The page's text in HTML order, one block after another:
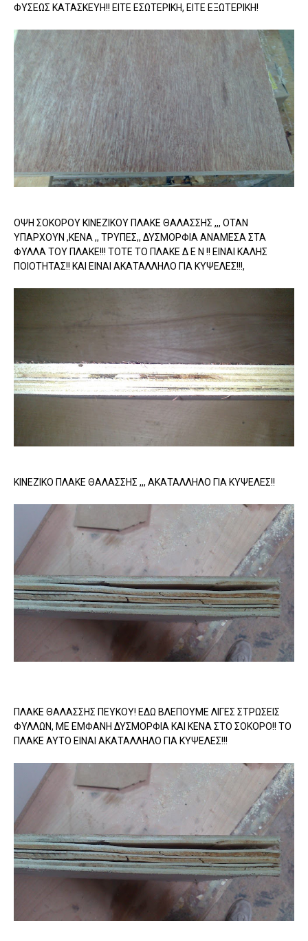
ΦΥΣΕΩΣ ΚΑΤΑΣΚΕΥΗ!! ΕΙΤΕ ΕΣΩΤΕΡΙΚΗ, ΕΙΤΕ ΕΞΩΤΕΡΙΚΗ!
ΟΨΗ ΣΟΚΟΡΟΥ ΚΙΝΕΖΙΚΟΥ ΠΛΑΚΕ ΘΑΛΑΣΣΗΣ ,,, ΟΤΑΝ
ΥΠΑΡΧΟΥΝ ,ΚΕΝΑ ,, ΤΡΥΠΕΣ,, ΔΥΣΜΟΡΦΙΑ ΑΝΑΜΕΣΑ ΣΤΑ
ΦΥΛΛΑ ΤΟΥ ΠΛΑΚΕ!!! ΤΟΤΕ ΤΟ ΠΛΑΚΕ Δ Ε Ν !! ΕΙΝΑΙ ΚΑΛΗΣ
ΠΟΙΟΤΗΤΑΣ!! ΚΑΙ ΕΙΝΑΙ ΑΚΑΤΑΛΛΗΛΟ ΓΙΑ ΚΥΨΕΛΕΣ!!!,
ΚΙΝΕΖΙΚΟ ΠΛΑΚΕ ΘΑΛΑΣΣΗΣ ,,, ΑΚΑΤΑΛΛΗΛΟ ΓΙΑ ΚΥΨΕΛΕΣ!!
ΠΛΑΚΕ ΘΑΛΑΣΣΗΣ ΠΕΥΚΟΥ! ΕΔΩ ΒΛΕΠΟΥΜΕ ΛΙΓΕΣ ΣΤΡΩΣΕΙΣ
ΦΥΛΛΩΝ, ΜΕ ΕΜΦΑΝΗ ΔΥΣΜΟΡΦΙΑ ΚΑΙ ΚΕΝΑ ΣΤΟ ΣΟΚΟΡΟ!! ΤΟ
ΠΛΑΚΕ ΑΥΤΟ ΕΙΝΑΙ ΑΚΑΤΑΛΛΗΛΟ ΓΙΑ ΚΥΨΕΛΕΣ!!!